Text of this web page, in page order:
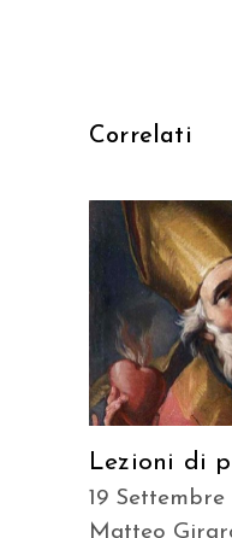
Correlati
Lezioni di
19 Settembre
Matteo